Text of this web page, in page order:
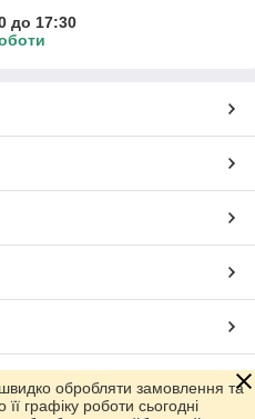
до 17:30
Prom.ua
обробляти замовлення та
графіку роботи сьогодні